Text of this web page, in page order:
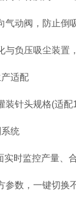
动阀，防止倒
负压吸尘装置
适配‌
头规格(适配
统‌
时监控产量、
数，一键切换